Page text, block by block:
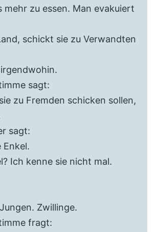
mehr zu essen. Man evakuiert
schickt sie zu Verwandten
sagt:
zu Fremden schicken sollen,
sagt:
Enkel.
Ich kenne sie nicht mal.
Zwillinge.
fragt: